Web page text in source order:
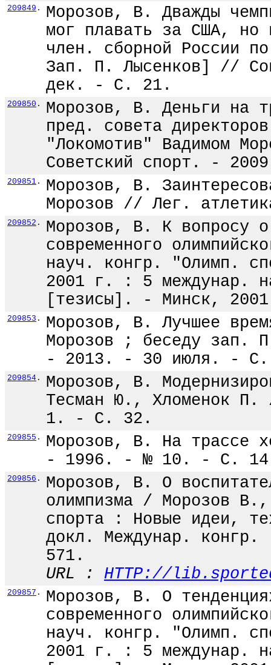
209849 .
Морозов, В. Дважды
мог плавать за США,
член. сборной России
Зап. П. Лысенков] //
дек. - С. 21.
209850 .
Морозов, В. Деньги на
пред. совета
"Локомотив" Вадимом
Советский спорт. -
209851 .
Морозов, В.
Морозов // Лег.
209852 .
Морозов, В. К вопросу о
современного
науч. конгр. "Олимп.
2001 г. : 5 междунар.
[тезисы]. - Минск,
209853 .
Морозов, В. Лучшее
Морозов ; беседу зап.
- 2013. - 30 июля. -
209854 .
Морозов, В.
Тесман Ю., Хломенок
1. - С. 32.
209855 .
Морозов, В. На трассе
- 1996. - № 10. - С.
209856 .
Морозов, В. О
олимпизма / Морозов
спорта : Новые идеи,
докл. Междунар.
571.
URL : HTTP://
209857 .
Морозов, В. О
современного
науч. конгр. "Олимп.
2001 г. : 5 междунар.